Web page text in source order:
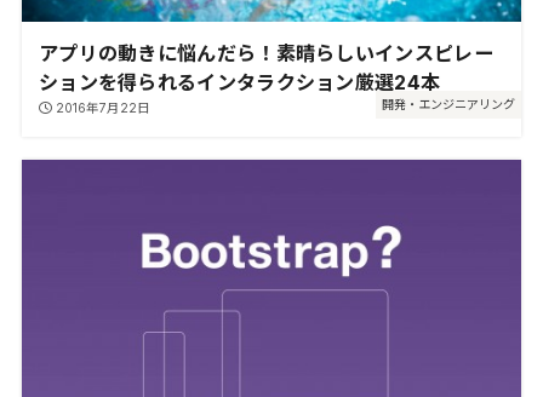
開発・エンジニアリング
アプリの動きに悩んだら！素晴らしいインスピレー
ションを得られるインタラクション厳選24本
2016年7月22日